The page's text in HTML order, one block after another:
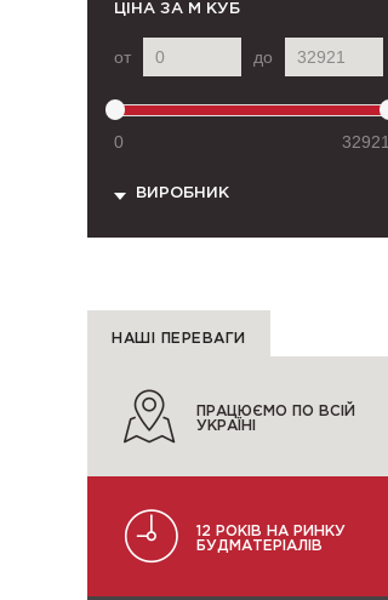
ЦІНА ЗА М КУБ
от до
0 32921
ВИРОБНИК
НАШІ ПЕРЕВАГИ
ПРАЦЮЄМО ПО ВСІЙ
УКРАЇНІ
12 РОКІВ НА РИНКУ
БУДМАТЕРІАЛІВ